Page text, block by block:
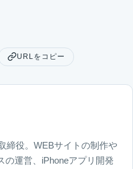
URLをコピー
締役。WEBサイトの制作や
の運営、iPhoneアプリ開発